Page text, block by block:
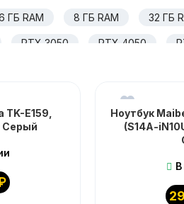
ГБ RAM 8 ГБ RAM 32 ГБ
RTX 3050 RTX 4050
E159,
Серый
Ноутбук
(S14A-